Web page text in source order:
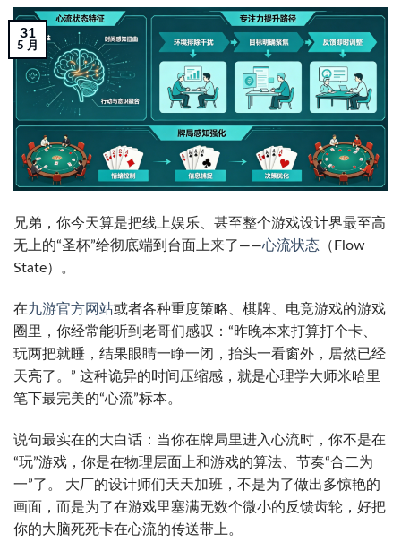
31
5 月
兄弟，你今天算是把线上娱乐、甚至整个游戏设计界最至高
无上的“圣杯”给彻底端到台面上来了——心流状态 （Flow
State）。
在九游官方网站或者各种重度策略、棋牌、电竞游戏的游戏
圈里，你经常能听到老哥们感叹：“昨晚本来打算打个卡、
玩两把就睡，结果眼睛一睁一闭，抬头一看窗外，居然已经
天亮了。” 这种诡异的时间压缩感，就是心理学大师米哈里
笔下最完美的“心流”标本。
说句最实在的大白话：当你在牌局里进入心流时，你不是在
“玩”游戏，你是在物理层面上和游戏的算法、节奏“合二为
一”了。 大厂的设计师们天天加班，不是为了做出多惊艳的
画面，而是为了在游戏里塞满无数个微小的反馈齿轮，好把
你的大脑死死卡在心流的传送带上。